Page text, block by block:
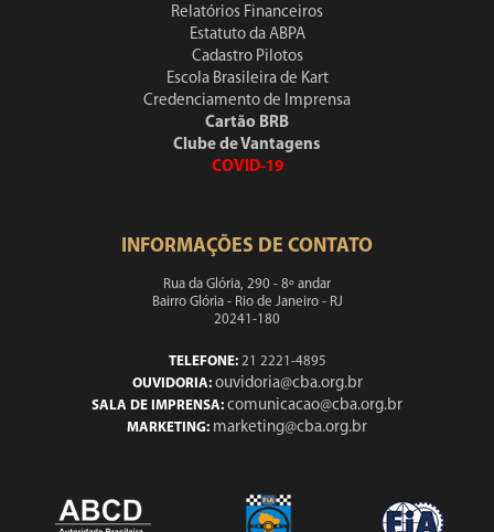
Relatórios Financeiros
Estatuto da ABPA
Cadastro Pilotos
Escola Brasileira de Kart
Credenciamento de Imprensa
Cartão BRB
Clube de Vantagens
COVID-19
INFORMAÇÕES DE CONTATO
Rua da Glória, 290 - 8º andar
Bairro Glória - Rio de Janeiro - RJ
20241-180
TELEFONE:21 2221-4895
OUVIDORIA: ouvidoria@cba.org.br
SALA DE IMPRENSA: comunicacao@cba.org.br
MARKETING: marketing@cba.org.br